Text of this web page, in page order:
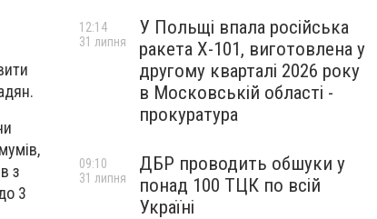
з
3
У Польщі впала російська
ракета X-101, виготовлена у
другому кварталі 2026 року
в Московській області -
прокуратура
12:14
31 липня
ДБР проводить обшуки у
понад 100 ТЦК по всій
Україні
09:10
31 липня